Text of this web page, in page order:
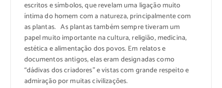
escritos e símbolos, que revelam uma ligação muito
íntima do homem com a natureza, principalmente com
as plantas. As plantas também sempre tiveram um
papel muito importante na cultura, religião, medicina,
estética e alimentação dos povos. Em relatos e
documentos antigos, elas eram designadas como
“dádivas dos criadores” e vistas com grande respeito e
admiração por muitas civilizações.